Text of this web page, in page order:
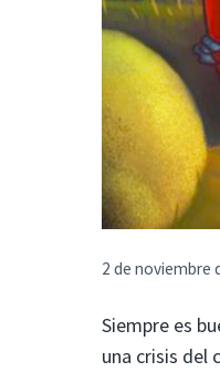
2 de noviembre
Siempre es
una crisis del